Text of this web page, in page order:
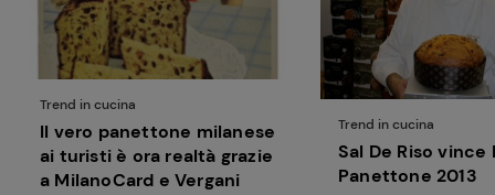
Trend in cucina
Il vero panettone milanese
ai turisti è ora realtà grazie
a MilanoCard e Vergani
Trend in cucina
Sal De Riso vince
Panettone 2013